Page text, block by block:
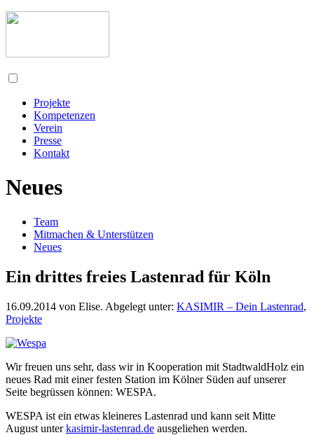
Projekte
Kompetenzen
Verein
Presse
Kontakt
Neues
Team
Mitmachen & Unterstützen
Neues
Ein drittes freies Lastenrad für Köln
16.09.2014 von Elise. Abgelegt unter: KASIMIR – Dein Lastenrad,
Projekte
Wir freuen uns sehr, dass wir in Kooperation mit StadtwaldHolz ein
neues Rad mit einer festen Station im Kölner Süden auf unserer
Seite begrüssen können: WESPA.
WESPA ist ein etwas kleineres Lastenrad und kann seit Mitte
August unterkasimir-lastenrad.de ausgeliehen werden.